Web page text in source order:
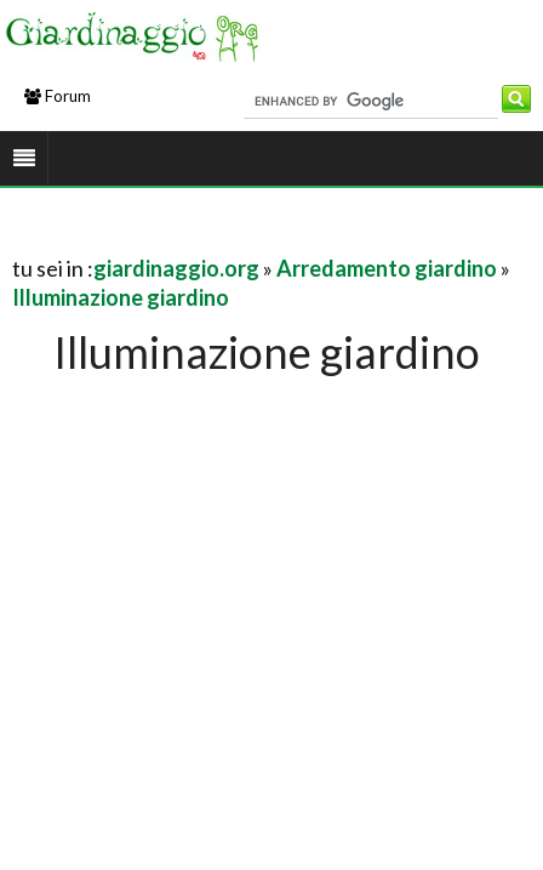
Forum
tu sei in :giardinaggio.org »Arredamento giardino »
Illuminazione giardino
Illuminazione giardino